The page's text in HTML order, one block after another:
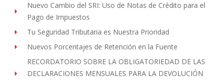
Nuevo Cambio del SRI: Uso de Notas de Crédito para el
Pago de Impuestos
Tu Seguridad Tributaria es Nuestra Prioridad
Nuevos Porcentajes de Retención en la Fuente
RECORDATORIO SOBRE LA OBLIGATORIEDAD DE LAS
DECLARACIONES MENSUALES PARA LA DEVOLUCIÓN